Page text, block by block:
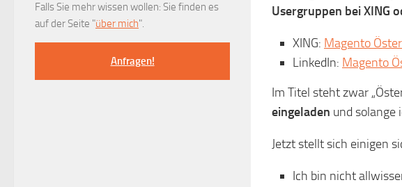
Usergruppen bei XING
XING: Magento
LinkedIn: Magento
Im Titel steht zwar
eingeladen und solange
Jetzt stellt sich einigen
Ich bin nicht
Falls Sie mehr wissen wollen: Sie finden es
auf der Seite "über mich".
Anfragen!